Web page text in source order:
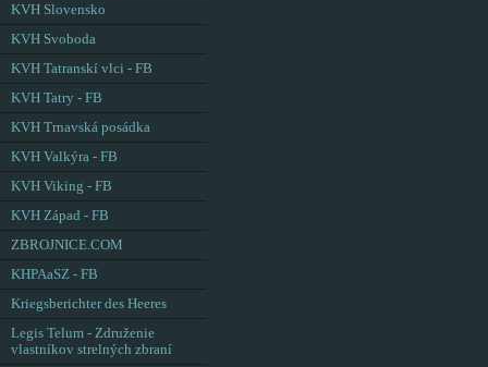
KVH Slovensko
KVH Svoboda
KVH Tatranskí vlci - FB
KVH Tatry - FB
KVH Trnavská posádka
KVH Valkýra - FB
KVH Viking - FB
KVH Západ - FB
ZBROJNICE.COM
KHPAaSZ - FB
Kriegsberichter des Heeres
Legis Telum - Združenie
vlastníkov strelných zbraní